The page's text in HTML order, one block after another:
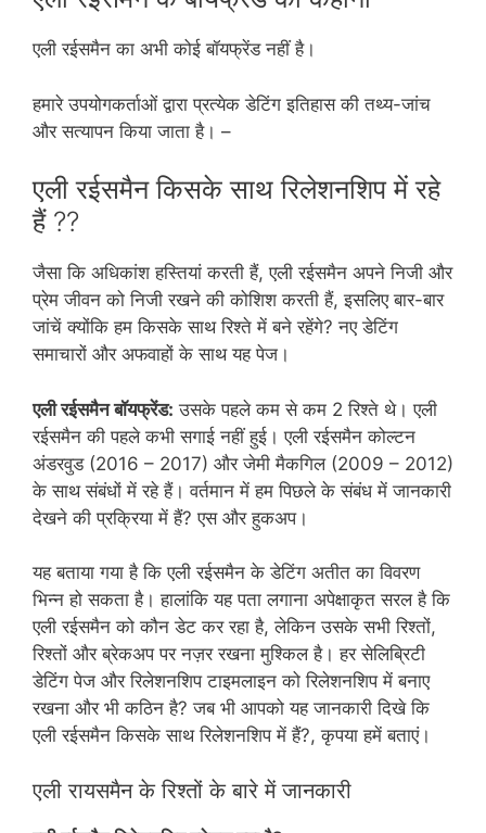
एली रईसमैन का अभी कोई बॉयफ्रेंड नहीं है।
हमारे उपयोगकर्ताओं द्वारा प्रत्येक डेटिंग इतिहास की तथ्य-जांच
और सत्यापन किया जाता है। –
एली रईसमैन किसके साथ रिलेशनशिप में रहे
हैं ??
जैसा कि अधिकांश हस्तियां करती हैं, एली रईसमैन अपने निजी और
प्रेम जीवन को निजी रखने की कोशिश करती हैं, इसलिए बार-बार
जांचें क्योंकि हम किसके साथ रिश्ते में बने रहेंगे? नए डेटिंग
समाचारों और अफवाहों के साथ यह पेज।
एली रईसमैन बॉयफ्रेंड: उसके पहले कम से कम 2 रिश्ते थे। एली
रईसमैन की पहले कभी सगाई नहीं हुई। एली रईसमैन कोल्टन
अंडरवुड (2016 – 2017) और जेमी मैकगिल (2009 – 2012)
के साथ संबंधों में रहे हैं। वर्तमान में हम पिछले के संबंध में जानकारी
देखने की प्रक्रिया में हैं? एस और हुकअप।
यह बताया गया है कि एली रईसमैन के डेटिंग अतीत का विवरण
भिन्न हो सकता है। हालांकि यह पता लगाना अपेक्षाकृत सरल है कि
एली रईसमैन को कौन डेट कर रहा है, लेकिन उसके सभी रिश्तों,
रिश्तों और ब्रेकअप पर नज़र रखना मुश्किल है। हर सेलिब्रिटी
डेटिंग पेज और रिलेशनशिप टाइमलाइन को रिलेशनशिप में बनाए
रखना और भी कठिन है? जब भी आपको यह जानकारी दिखे कि
एली रईसमैन किसके साथ रिलेशनशिप में हैं?, कृपया हमें बताएं।
एली रायसमैन के रिश्तों के बारे में जानकारी